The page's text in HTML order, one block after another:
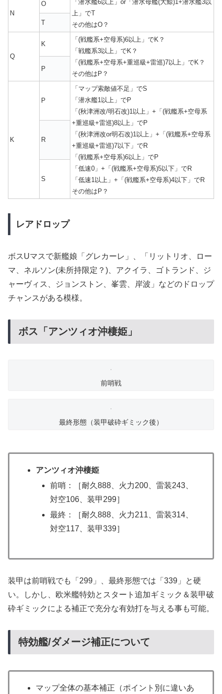
N
O
「潜水艦6以上」or「潜水母艦(大鯨)1+潜水艦3以
上」でT
その他はO？
T
Q
K
「(戦艦系+空母系)6以上」でK？
「戦艦系3以上」でK？
「(戦艦系+空母系+重巡級+雷巡)7以上」でK？
その他はP？
P
K
P
「マップ索敵値不足」でS
「潜水艦1以上」でP
「(秋津洲改/明石改)1以上」+「(戦艦系+空母系
+重巡級+雷巡)8以上」でP
「(秋津洲改or明石改)1以上」+「(戦艦系+空母系
+重巡級+雷巡)7以下」でR
「(戦艦系+空母系)6以上」でP
「低速0」+「(戦艦系+空母系)5以下」でR
「低速1以上」+「(戦艦系+空母系)4以下」でR
その他はP？
R
S
レアドロップ
ボスUマスで新艦娘「グレカーレ」、「リットリオ、ロー
マ、ネルソン(未所持限定？)、アクイラ、ゴトランド、ジ
ャーヴィス、ジョンストン、峯雲、岸波」などのドロップ
チャンスがある模様。
ボス「アンツィオ沖棲姫」
前哨戦
最終形態（装甲破砕ギミック後）
アンツィオ沖棲姫
前哨：［耐久888、火力200、雷装243、
対空106、装甲299］
最終：［耐久888、火力211、雷装314、
対空117、装甲339］
装甲は前哨戦でも「299」、最終形態では「339」と硬
い。しかし、欧米艦特効とスタート追加ギミック＆装甲破
砕ギミックによる補正で充分な有効打を与える事も可能。
特効艦/ダメージ補正について
マップ全体の基本補正（ポイント別に違いあ